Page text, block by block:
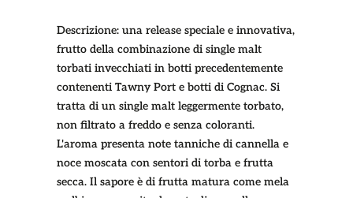
Descrizione: una release speciale e innovativa,
frutto della combinazione di single malt
torbati invecchiati in botti precedentemente
contenenti Tawny Port e botti di Cognac. Si
tratta di un single malt leggermente torbato,
non filtrato a freddo e senza coloranti.
L'aroma presenta note tanniche di cannella e
noce moscata con sentori di torba e frutta
secca. Il sapore è di frutta matura come mela